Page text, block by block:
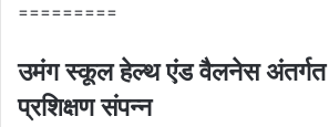
=========
उमंग स्कूल हेल्थ एंड वैलनेस अंतर्गत
प्रशिक्षण संपन्न